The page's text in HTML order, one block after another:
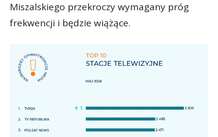
Miszalskiego przekroczy wymagany próg
frekwencji i będzie wiążące.